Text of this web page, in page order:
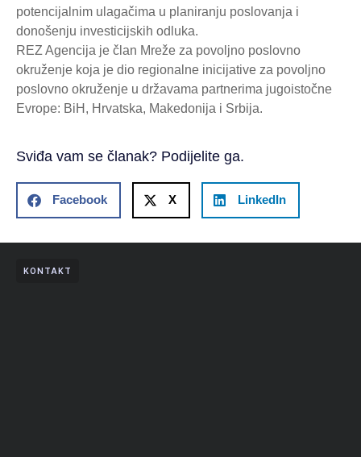
potencijalnim ulagačima u planiranju poslovanja i
donošenju investicijskih odluka.
REZ Agencija je član Mreže za povoljno poslovno
okruženje koja je dio regionalne inicijative za povoljno
poslovno okruženje u državama partnerima jugoistočne
Evrope: BiH, Hrvatska, Makedonija i Srbija.
Sviđa vam se članak? Podijelite ga.
Facebook X LinkedIn
KONTAKT